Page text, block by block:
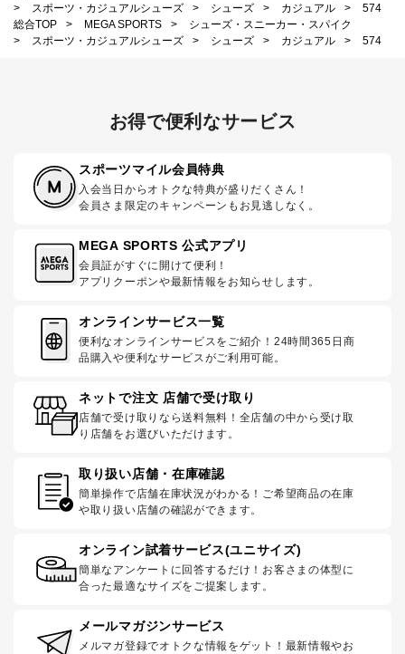
>
スポーツ・カジュアルシューズ > シューズ > カジュアル >
574
総合TOP
> MEGA SPORTS >
シューズ・スニーカー・スパイク
>
スポーツ・カジュアルシューズ > シューズ > カジュアル > 574
お得で便利なサービス
スポーツマイル会員特典
入会当日からオトクな特典が盛りだくさん！
会員さま限定のキャンペーンもお見逃しなく。
MEGA SPORTS 公式アプリ
会員証がすぐに開けて便利！
アプリクーポンや最新情報をお知らせします。
オンラインサービス一覧
便利なオンラインサービスをご紹介！24時間365日商
品購入や便利なサービスがご利用可能。
ネットで注文 店舗で受け取り
店舗で受け取りなら送料無料！全店舗の中から受け取
り店舗をお選びいただけます。
取り扱い店舗・在庫確認
簡単操作で店舗在庫状況がわかる！ご希望商品の在庫
や取り扱い店舗の確認ができます。
オンライン試着サービス(ユニサイズ)
簡単なアンケートに回答するだけ！お客さまの体型に
合った最適なサイズをご提案します。
メールマガジンサービス
メルマガ登録でオトクな情報をゲット！最新情報やお